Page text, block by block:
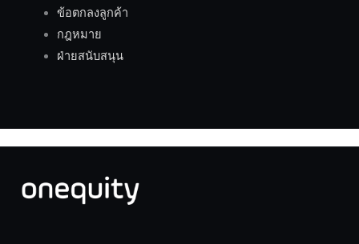
ข้อตกลงลูกค้า
กฎหมาย
ฝ่ายสนับสนุน